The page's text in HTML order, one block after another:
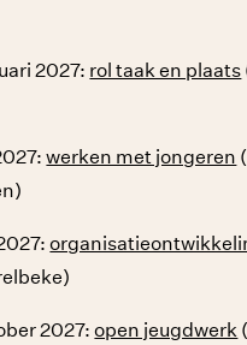
2027: rol taak en plaats
werken met jongeren
2027:open jeugdwerk